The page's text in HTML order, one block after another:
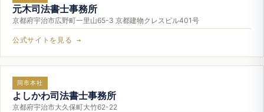
元木司法書士事務所
京都府宇治市広野町一里山65-3 京都建物クレスビル401号
公式サイトを見る →
同市本社
よしかわ司法書士事務所
京都府宇治市大久保町大竹62-22